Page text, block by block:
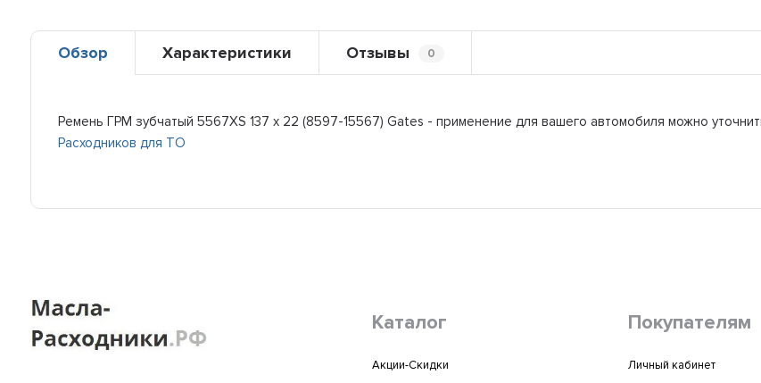
Обзор Характеристики Отзывы 0
Ремень ГРМ зубчатый 5567XS 137 x 22 (8597-15567) Gates - применение для вашего автомобиля можно
Расходников для ТО
Каталог
Акции-Скидки
Покупателям
Личный кабинет